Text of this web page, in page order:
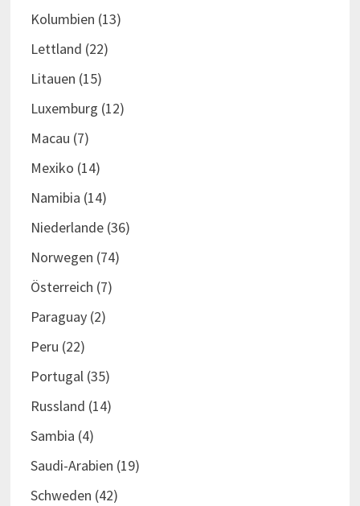
Kolumbien (13)
Lettland (22)
Litauen (15)
Luxemburg (12)
Macau (7)
Mexiko (14)
Namibia (14)
Niederlande(36)
Norwegen (74)
Österreich (7)
Paraguay(2)
Peru (22)
Portugal(35)
Russland (14)
Sambia (4)
Saudi-Arabien (19)
Schweden (42)